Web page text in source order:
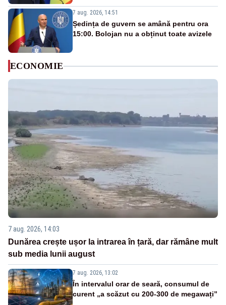
7 aug. 2026, 14:51
Ședința de guvern se amână pentru ora
15:00. Bolojan nu a obținut toate avizele
ECONOMIE
7 aug. 2026, 14:03
Dunărea crește ușor la intrarea în țară, dar rămâne mult
sub media lunii august
7 aug. 2026, 13:02
În intervalul orar de seară, consumul de
curent „a scăzut cu 200-300 de megawați”